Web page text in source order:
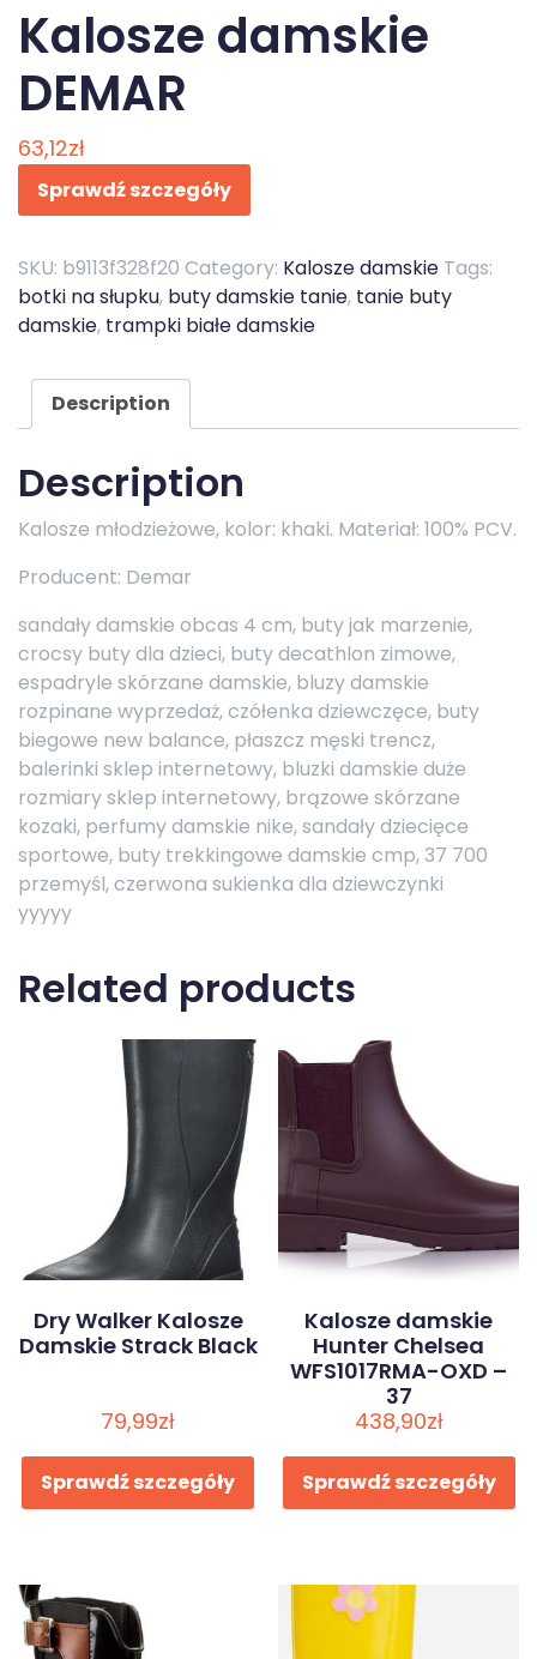
Kalosze damskie
DEMAR
63,12zł
Sprawdź szczegóły
SKU: b9113f328f20 Category: Kalosze damskie Tags:
botki na słupku, buty damskie tanie, tanie buty
damskie, trampki białe damskie
Description
Description
Kalosze młodzieżowe, kolor: khaki. Materiał: 100% PCV.
Producent: Demar
sandały damskie obcas 4 cm, buty jak marzenie,
crocsy buty dla dzieci, buty decathlon zimowe,
espadryle skórzane damskie, bluzy damskie
rozpinane wyprzedaż, czółenka dziewczęce, buty
biegowe new balance, płaszcz męski trencz,
balerinki sklep internetowy, bluzki damskie duże
rozmiary sklep internetowy, brązowe skórzane
kozaki, perfumy damskie nike, sandały dziecięce
sportowe, buty trekkingowe damskie cmp, 37 700
przemyśl, czerwona sukienka dla dziewczynki
yyyyy
Related products
Dry Walker Kalosze
Damskie Strack Black
79,99zł
Sprawdź szczegóły
Kalosze damskie
Hunter Chelsea
WFS1017RMA-OXD –
37
438,90zł
Sprawdź szczegóły